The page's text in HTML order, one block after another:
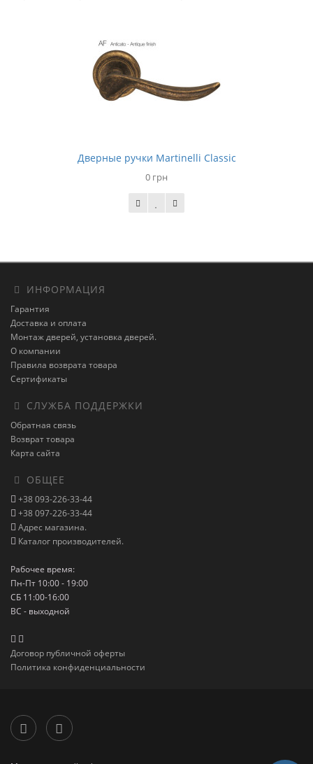
Дверные ручки Martinelli Classic
0 грн
ИНФОРМАЦИЯ
Гарантия
Доставка и оплата
Монтаж дверей, установка дверей.
О компании
Правила возврата товара
Сертификаты
СЛУЖБА ПОДДЕРЖКИ
Обратная связь
Возврат товара
Карта сайта
ОБЩЕЕ
+38 093-226-33-44
+38 097-226-33-44
Адрес магазина.
Каталог производителей.
Рабочее время:
Пн-Пт 10:00 - 19:00
СБ 11:00-16:00
ВС - выходной
Договор публичной оферты
Политика конфиденциальности